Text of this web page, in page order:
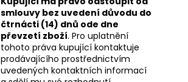
smlouvy bez uvedení důvodu do
čtrnácti (14) dnů ode dne
převzetí zboží. Pro uplatnění
tohoto práva kupující kontaktuje
prodávajícího prostřednictvím
uvedených kontaktních informací